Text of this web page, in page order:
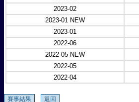
2023-02
2023-01 NEW
2023-01
2022-06
2022-05 NEW
2022-05
2022-04